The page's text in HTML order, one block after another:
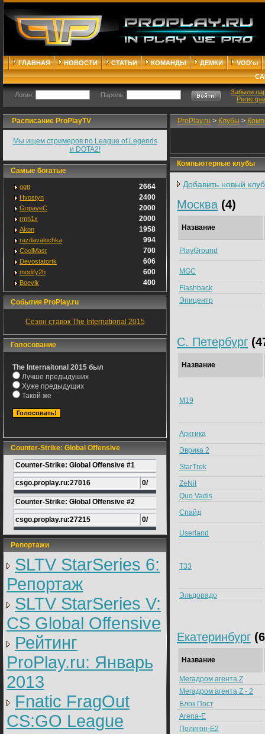
ГЛАВНАЯ НОВОСТИ СТАТЬИ КОМАНДЫ ДЕМКИ
VOD'ы
Логин: Пароль:
Забыли
Расписание ProPlayTV
Мы ищем стримеров по League of Legends
и DOTA2!
Самые богатые
ggtt 2664
Hvostyn 2400
GopaveC 2000
rmn1x 2000
Akon 1958
razdavalochka 994
CoolMast 700
Devostatortk 606
modify2h 600
Boevik 400
События ProPlay.ru
Сезон ставок The International 2015
Голосование
The Internaitonal 2015 был
Лучше предыдуших
Хуже предыдущих
Такой же
Counter-Strike: Global Offensive
Counter-Strike: Global Offensive #1
csgo.proplay.ru:27016 0/
Counter-Strike: Global Offensive #2
csgo.proplay.ru:27215 0/
Репортажи
SLTV StarSeries 6:
Репортаж
SLTV StarSeries V:
CS Global Offensive
Рейтинг
ProPlay.ru: Январь
2013
Fnatic FragOut
CS:GO League
ProPlay.ru > Клубы >
Компьютерные клубы
Добавить новый клуб
Москва (4)
Название
PlayGround
MGC
Flashback
Эпицентр
С. Петербург
Название
M19
Арктика
Эврика 2
StarTrek
ZeNit
Quo Vadis
Спайд
Userland
T33
Эльдорадо
Екатеринбург
Название
Мегадром агента Z
Мегадром агента Z - 2
Блок Пост
Arena-E
Полигон-Е2